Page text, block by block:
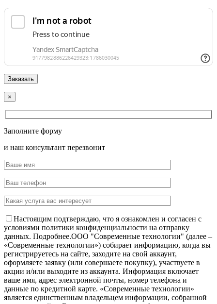
×
Заполните форму
и наш консультант перезвонит
Настоящим подтверждаю, что я ознакомлен и согласен с
условиями политики конфиденциальности на отправку
данных. Подробнее.OOO "Современные технологии" (далее –
«Современные технологии») собирает информацию, когда вы
регистрируетесь на сайте, заходите на свой аккаунт,
оформляете заявку (или совершаете покупку), участвуете в
акции и/или выходите из аккаунта. Информация включает
ваше имя, адрес электронной почты, номер телефона и
данные по кредитной карте. «Современные технологии»
является единственным владельцем информации, собранной